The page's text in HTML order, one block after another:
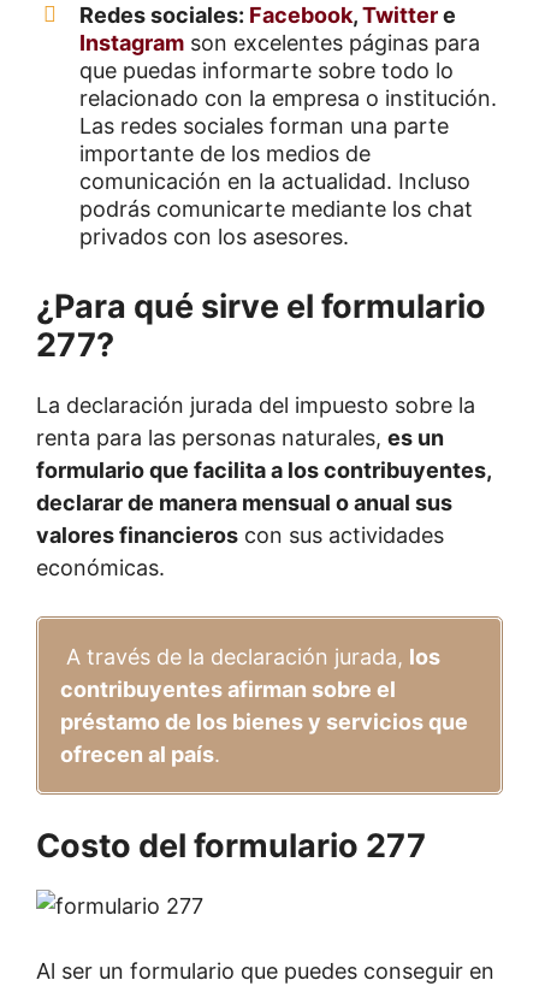
Redes sociales: Facebook,Twittere
Instagram son excelentes páginas para
que puedas informarte sobre todo lo
relacionado con la empresa o institución.
Las redes sociales forman una parte
importante de los medios de
comunicación en la actualidad. Incluso
podrás comunicarte mediante los chat
privados con los asesores.
¿Para qué sirve el formulario
277?
La declaración jurada del impuesto sobre la
renta para las personas naturales, es un
formulario que facilita a los contribuyentes,
declarar de manera mensual o anual sus
valores financieros con sus actividades
económicas.
A través de la declaración jurada, los
contribuyentes afirman sobre el
préstamo de los bienes y servicios que
ofrecen al país.
Costo del formulario 277
Al ser un formulario que puedes conseguir en